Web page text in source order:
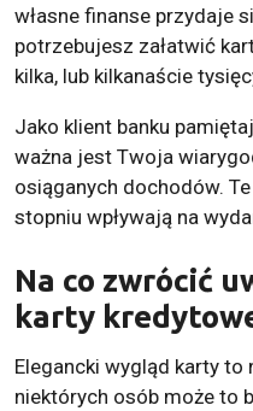
własne finanse przydaje
potrzebujesz załatwić
kilka, lub kilkanaście
Jako klient banku
ważna jest Twoja
osiąganych dochodów.
stopniu wpływają na
Na co zwrócić
karty
Elegancki wygląd karty to
niektórych osób może to